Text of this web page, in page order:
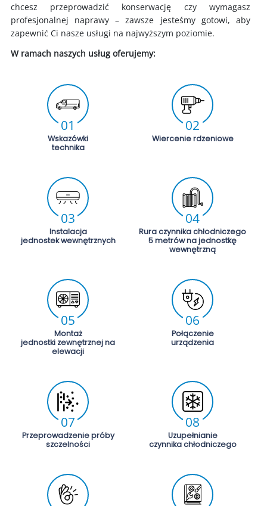
chcesz przeprowadzić konserwację czy wymagasz
profesjonalnej naprawy – zawsze jesteśmy gotowi, aby
zapewnić Ci nasze usługi na najwyższym poziomie.
W ramach naszych usług oferujemy:
01
Wskazówki
technika
02
Wiercenie rdzeniowe
03
Instalacja
jednostek wewnętrznych
04
Rura czynnika chłodniczego
5 metrów na jednostkę
wewnętrzną
05
Montaż
jednostki zewnętrznej na
elewacji
06
Połączenie
urządzenia
07
Przeprowadzenie próby
szczelności
08
Uzupełnianie
czynnika chłodniczego